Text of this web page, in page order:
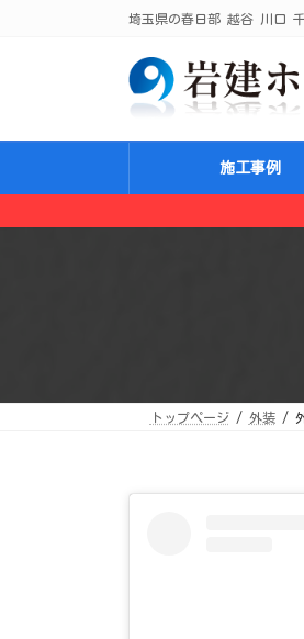
埼玉県の春日部 越谷 川口
施工事例
トップページ 外装